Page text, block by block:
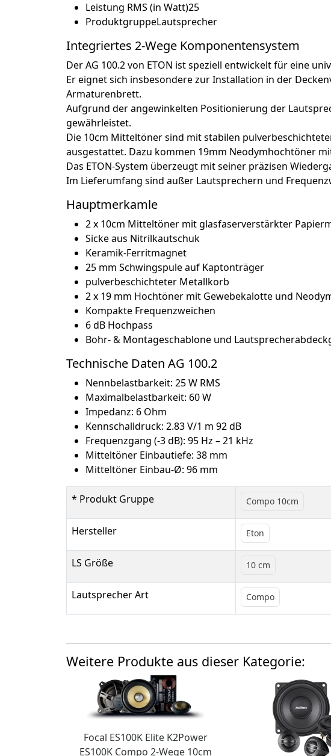
Leistung RMS (in Watt)25
ProduktgruppeLautsprecher
Integriertes 2-Wege Komponentensystem
Der AG 100.2 von ETON ist speziell entwickelt für eine
Er eignet sich insbesondere zur Installation in der
Armaturenbrett.
Aufgrund der angewinkelten Positionierung der
gewährleistet.
Die 10cm Mitteltöner sind mit stabilen
ausgestattet. Dazu kommen 19mm Neodymhochtöner
Das ETON-System überzeugt mit seiner präzisen
Im Lieferumfang sind außer Lautsprechern und
Hauptmerkamle
2 x 10cm Mitteltöner mit glasfaserverstärkter
Sicke aus Nitrilkautschuk
Keramik-Ferritmagnet
25 mm Schwingspule auf Kaptonträger
pulverbeschichteter Metallkorb
2 x 19 mm Hochtöner mit Gewebekalotte und
Kompakte Frequenzweichen
6 dB Hochpass
Bohr- & Montageschablone und
Technische Daten AG 100.2
Nennbelastbarkeit: 25 W RMS
Maximalbelastbarkeit: 60 W
Impedanz: 6 Ohm
Kennschalldruck: 2.83 V/1 m 92 dB
Frequenzgang (-3 dB): 95 Hz – 21 kHz
Mitteltöner Einbautiefe: 38 mm
Mitteltöner Einbau-Ø: 96 mm
* Produkt Gruppe Compo 10cm
Hersteller Eton
LS Größe 10 cm
Lautsprecher Art Compo
Weitere Produkte aus dieser Kategorie:
Focal ES100K Elite K2Power
ES100K Compo 2-Wege 10cm